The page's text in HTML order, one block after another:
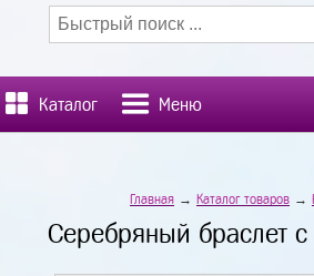
Каталог Меню
Главная → Каталог товаров →
Серебряный браслет